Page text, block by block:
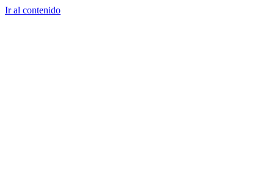
Ir al contenido